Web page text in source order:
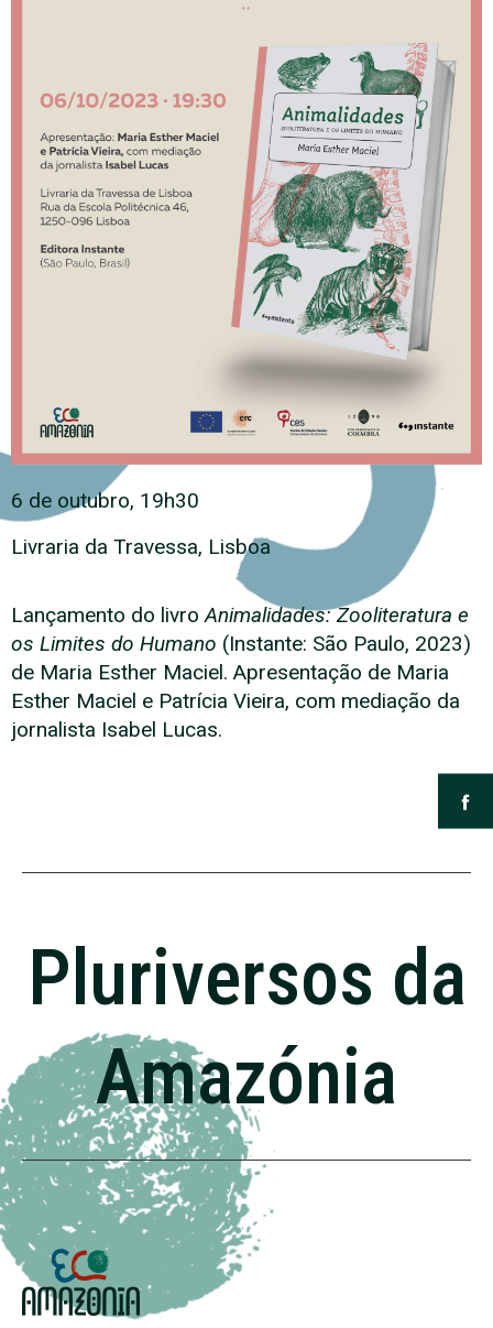
6 de outubro, 19h30
Livraria da Travessa, Lisboa
Lançamento do livroAnimalidades: Zooliteratura e
os Limites do Humano (Instante: São Paulo, 2023)
de Maria Esther Maciel. Apresentação de Maria
Esther Maciel e Patrícia Vieira, com mediação da
jornalista Isabel Lucas.
Pluriversos da
Amazónia